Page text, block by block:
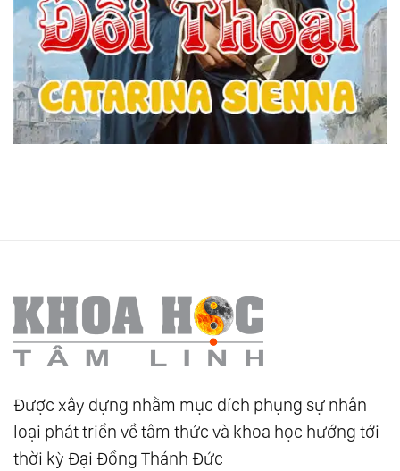
Được xây dựng nhằm mục đích phụng sự nhân
loại phát triển về tâm thức và khoa học hướng tới
thời kỳ Đại Đồng Thánh Đức